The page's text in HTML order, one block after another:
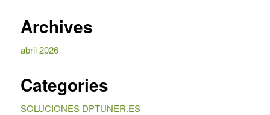
Archives
abril 2026
Categories
SOLUCIONES DPTUNER.ES